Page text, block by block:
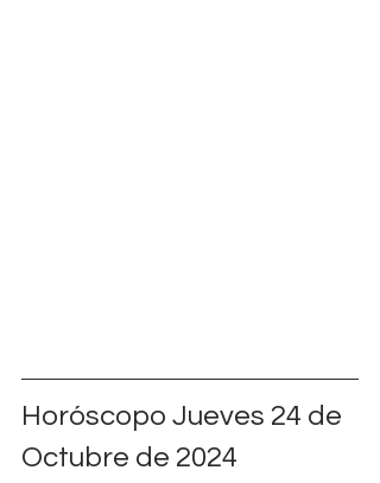
Horóscopo Jueves 24 de
Octubre de 2024